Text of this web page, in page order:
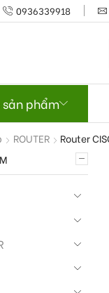
0936339918
phẩm
ROUTER Router